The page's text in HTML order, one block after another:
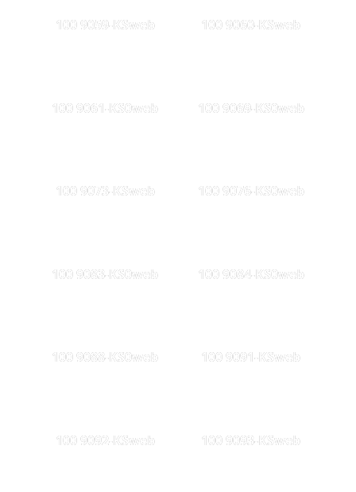
100 9059-KSweb 100 9060-KSweb
100 9061-KS0web 100 9069-KS0web
100 9073-KSweb 100 9076-KS0web
100 9083-KS0web 100 9084-KS0web
100 9088-KS0web 100 9091-KSweb
100 9092-KSweb 100 9093-KSweb